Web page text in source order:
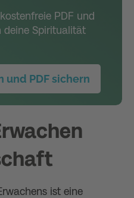
PDF und
deine Spiritualität
und PDF sichern
ist eine